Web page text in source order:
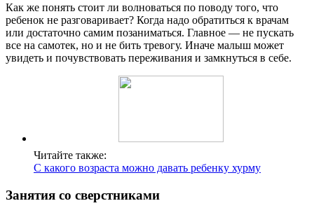
Как же понять стоит ли волноваться по поводу того, что
ребенок не разговаривает? Когда надо обратиться к врачам
или достаточно самим позаниматься. Главное — не пускать
все на самотек, но и не бить тревогу. Иначе малыш может
увидеть и почувствовать переживания и замкнуться в себе.
Читайте также:
С какого возраста можно давать ребенку хурму
Занятия со сверстниками